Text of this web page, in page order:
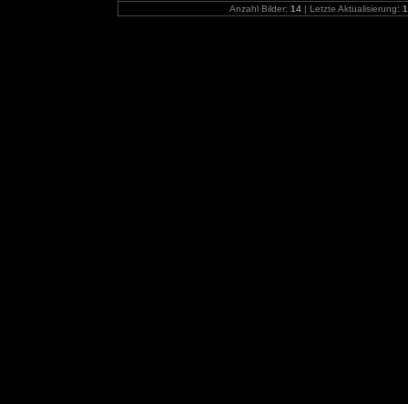
Anzahl Bilder: 14| Letzte Aktualisierung: